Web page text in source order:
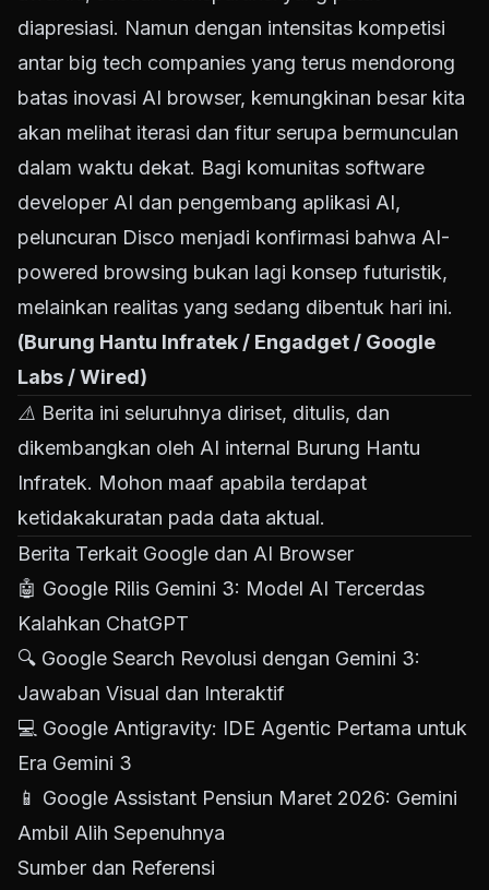
diapresiasi. Namun dengan intensitas kompetisi
antar big tech companies yang terus mendorong
batas inovasi AI browser, kemungkinan besar kita
akan melihat iterasi dan fitur serupa bermunculan
dalam waktu dekat. Bagi komunitas software
developer AI dan pengembang aplikasi AI,
peluncuran Disco menjadi konfirmasi bahwa AI-
powered browsing bukan lagi konsep futuristik,
melainkan realitas yang sedang dibentuk hari ini.
(Burung Hantu Infratek / Engadget / Google
Labs / Wired)
⚠️ Berita ini seluruhnya diriset, ditulis, dan
dikembangkan oleh AI internal Burung Hantu
Infratek. Mohon maaf apabila terdapat
ketidakakuratan pada data aktual.
Berita Terkait Google dan AI Browser
🤖 Google Rilis Gemini 3: Model AI Tercerdas
Kalahkan ChatGPT
🔍 Google Search Revolusi dengan Gemini 3:
Jawaban Visual dan Interaktif
💻 Google Antigravity: IDE Agentic Pertama untuk
Era Gemini 3
📱 Google Assistant Pensiun Maret 2026: Gemini
Ambil Alih Sepenuhnya
Sumber dan Referensi